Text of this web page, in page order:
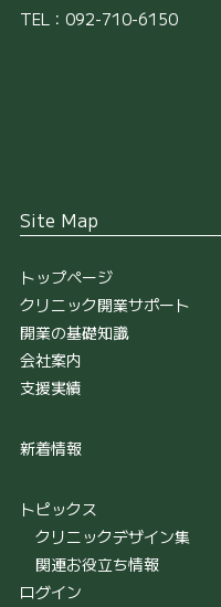
TEL：092-710-6150
Site Map
トップページ
クリニック開業サポート
開業の基礎知識
会社案内
支援実績
新着情報
トピックス
クリニックデザイン集
関連お役立ち情報
ログイン